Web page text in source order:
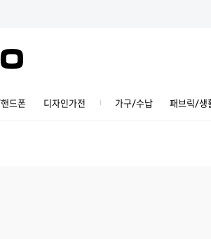
드폰 디자인가전 가구/수납 패브릭/생